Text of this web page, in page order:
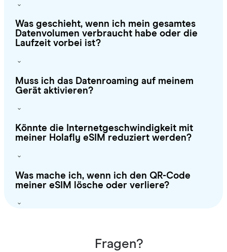
Was geschieht, wenn ich mein gesamtes
Datenvolumen verbraucht habe oder die
Laufzeit vorbei ist?
Muss ich das Datenroaming auf meinem
Gerät aktivieren?
Könnte die Internetgeschwindigkeit mit
meiner Holafly eSIM reduziert werden?
Was mache ich, wenn ich den QR-Code
meiner eSIM lösche oder verliere?
Fragen?